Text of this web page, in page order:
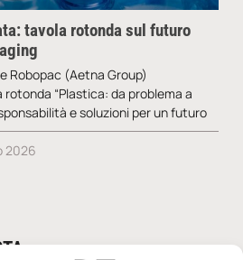
tavola rotonda sul futuro
Robopac (Aetna Group)
“Plastica: da problema a
e soluzioni per un futuro
2026